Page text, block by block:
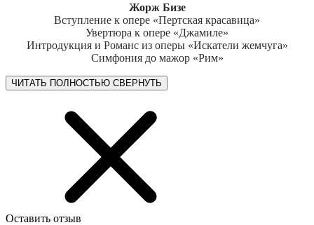
Жорж Бизе
Вступление к опере «Пертская красавица»
Увертюра к опере «Джамиле»
Интродукция и Романс из оперы «Искатели жемчуга»
Симфония до мажор «Рим»
ЧИТАТЬ ПОЛНОСТЬЮ СВЕРНУТЬ
Оставить отзыв